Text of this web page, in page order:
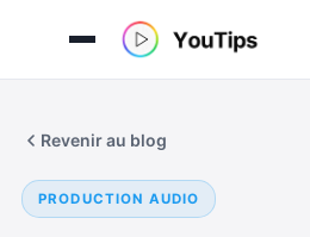
Revenir au blog
PRODUCTION AUDIO